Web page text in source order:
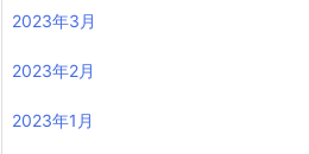
2023年3月
2023年2月
2023年1月